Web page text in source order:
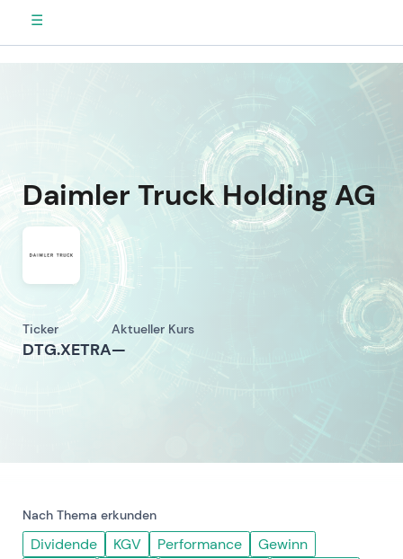
☰
Daimler Truck Holding AG
Ticker
DTG.XETRA
Aktueller Kurs
—
Nach Thema erkunden
Dividende KGV Performance
Gewinn